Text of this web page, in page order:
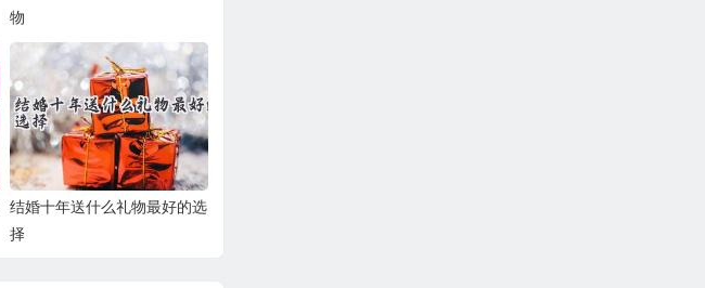
物
结婚十年送什么礼物最好的选
择